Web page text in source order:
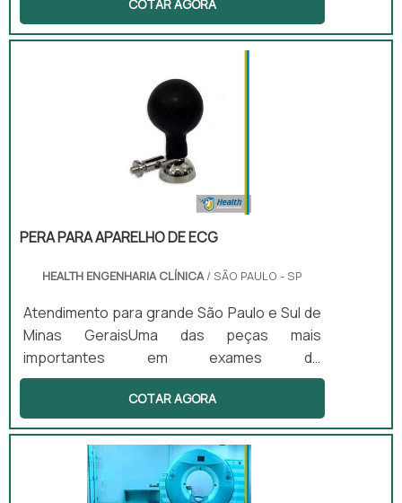
configurações originais dos equipamentos.
Esse serviço é muito requisitado em:
Hospitais; Clínicas; Postos de saúde;
Laboratórios; Entre outros
estabelecimentos da área da
saúde.Conheça mais sobre a calibraçãoA
calibração de equipamentos é basicamente
uma manutenção preventiva. Isso porque ela
deve ser feita de forma periódica, variando o
COTAR AGORA
PERA PARA APARELHO DE ECG
HEALTH ENGENHARIA CLÍNICA/ SÃO PAULO - SP
Atendimento para grande São Paulo e Sul de
Minas GeraisUma das peças mais
importantes em exames de
eletrocardiogramas é a pera para aparelho
de ECG. Isso porque a pera tem como
objetivo sugar o ar e fixar o eletrodo
precordial na pele do paciente.São utilizadas
para inflamar braçadeiras em exames de
pressão, para medir a pressão arterial do
COTAR AGORA